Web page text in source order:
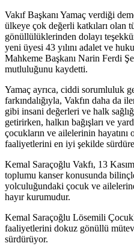
Vakıf Başkanı Yamaç verdiği
ülkeye çok değerli katkıları olan
gönüllülüklerinden dolayı
yeni üyesi 43 yılını adalet ve
Mahkeme Başkanı Narin Ferdi
mutluluğunu kaydetti.
Yamaç ayrıca, ciddi sorumluluk
farkındalığıyla, Vakfın daha da
gibi insani değerleri ve halk
getirirken, halkın bağışları ve
çocukların ve ailelerinin
faaliyetlerini en iyi şekilde
Kemal Saraçoğlu Vakfı, 13
toplumu kanser konusunda
yolculuğundaki çocuk ve
hayır kurumudur.
Kemal Saraçoğlu Lösemili
faaliyetlerini dokuz gönüllü
sürdürüyor.